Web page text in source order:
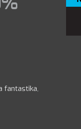
fantastika,